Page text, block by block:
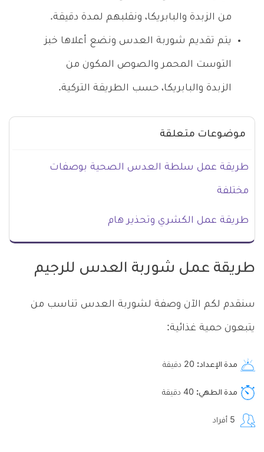
من الزبدة والبابريكا، ونقلبهم لمدة دقيقة.
يتم تقديم شوربة العدس ونضع أعلاها خبز
التوست المحمر والصوص المكون من
الزبدة والبابريكا، حسب الطريقة التركية.
موضوعات متعلقة
طريقة عمل سلطة العدس الصحية بوصفات
مختلفة
طريقة عمل الكشري وتحذير هام
طريقة عمل شوربة العدس للرجيم
سنقدم لكم الآن وصفة لشوربة العدس تناسب من
يتبعون حمية غذائية:
مدة الإعداد دقيقة
مدة الطهي دقيقة
أفراد